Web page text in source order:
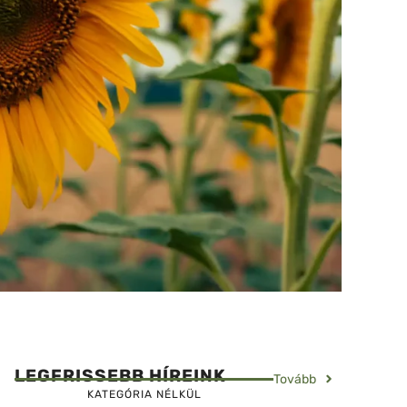
LEGFRISSEBB HÍREINK Tovább
KATEGÓRIA NÉLKÜL